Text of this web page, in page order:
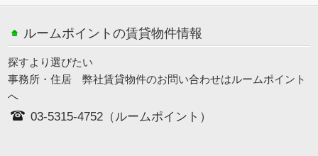
ルームポイントの賃貸物件情報
探すより選びたい
事務所・住居 弊社賃貸物件のお問い合わせはルームポイント
へ
03-5315-4752（ルームポイント）